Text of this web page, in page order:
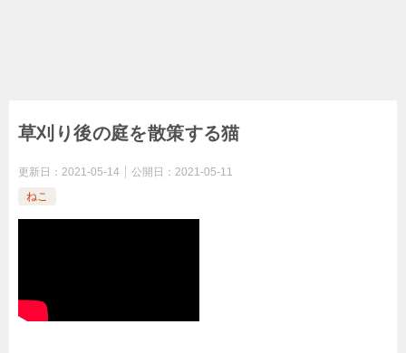
草刈り後の庭を散策する猫
更新日： 2021-05-14 公開日： 2021-05-11
ねこ